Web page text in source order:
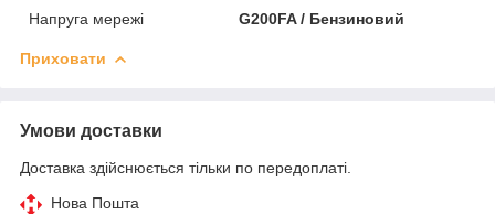
Напруга мережі G200FA / Бензиновий
Приховати
Умови доставки
Доставка здійснюється тільки по передоплаті.
Нова Пошта